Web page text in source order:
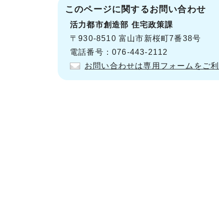
このページに関するお問い合わせ
活力都市創造部 住宅政策課
〒930-8510 富山市新桜町7番38号
電話番号：076-443-2112
お問い合わせは専用フォームをご利